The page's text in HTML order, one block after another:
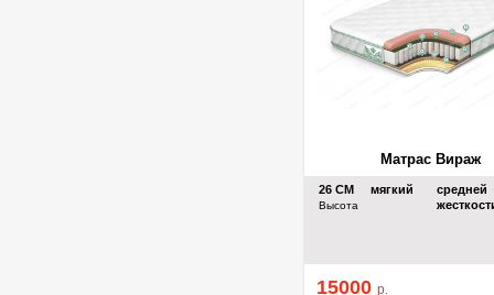
15000 р.
Матрас Вираж
26 СМ
Высота
мягкий
средней